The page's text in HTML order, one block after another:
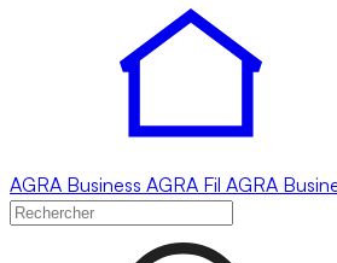
AGRA Business AGRA Fil AGRA